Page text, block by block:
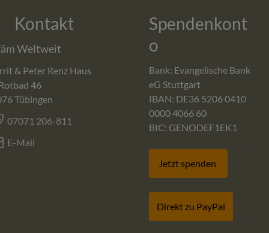
Kontakt
Weltweit
& Peter Renz Haus
46
Tübingen
07071 206-811
E-Mail
Spendenkont
o
Bank: Evangelische Bank
eG Stuttgart
IBAN: DE36 5206 0410
0000 4066 60
BIC: GENODEF1EK1
Jetzt spenden
Direkt zu PayPal